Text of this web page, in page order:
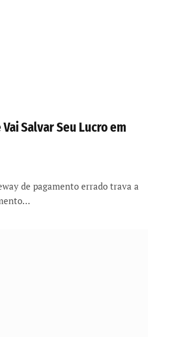
Salvar Seu Lucro em
de pagamento errado trava a